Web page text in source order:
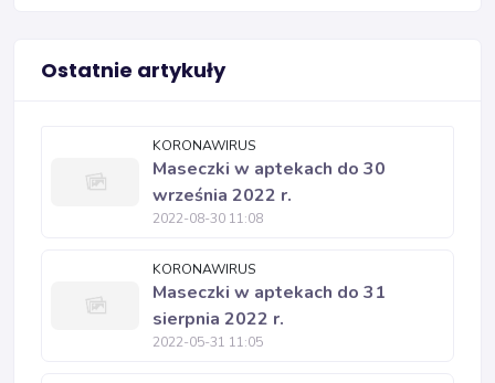
Ostatnie artykuły
KORONAWIRUS
Maseczki w aptekach do 30
września 2022 r.
2022-08-30 11:08
KORONAWIRUS
Maseczki w aptekach do 31
sierpnia 2022 r.
2022-05-31 11:05